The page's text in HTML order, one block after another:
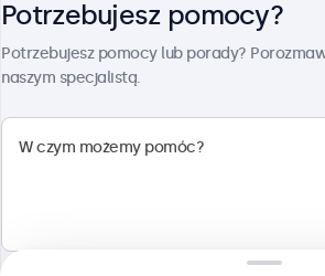
Potrzebujesz pomocy?
Potrzebujesz pomocy lub porady?
naszym specjalistą.